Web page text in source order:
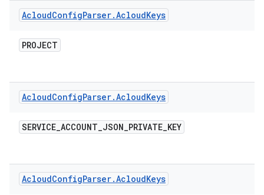
AcloudConfigParser.AcloudKeys
PROJECT
AcloudConfigParser.AcloudKeys
SERVICE_ACCOUNT_JSON_PRIVATE_KEY
AcloudConfigParser.AcloudKeys